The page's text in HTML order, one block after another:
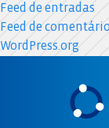
Feed de entradas
Feed de
WordPress.org